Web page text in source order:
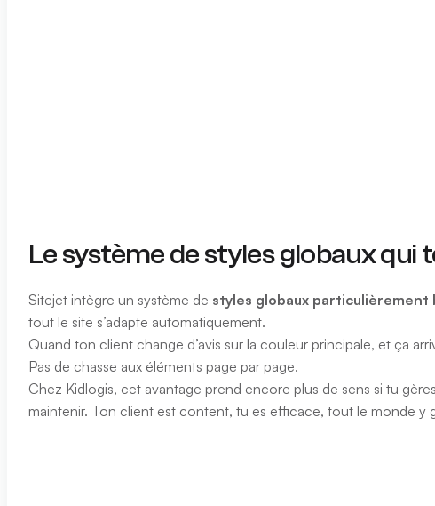
Le système de styles globaux qui
Sitejet intègre un système de styles globaux particulièrement
tout le site s’adapte automatiquement.
Quand ton client change d’avis sur la couleur principale, et ça
Pas de chasse aux éléments page par page.
Chez Kidlogis, cet avantage prend encore plus de sens si tu
maintenir. Ton client est content, tu es efficace, tout le monde y